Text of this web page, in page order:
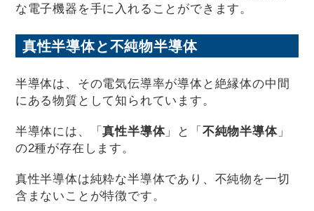
な電子機器を手に入れることができます。
真性半導体と不純物半導体
半導体は、その電気伝導率が導体と絶縁体の中間
にある物質として知られています。
半導体には、「真性半導体」と「 不純物半導体」
の2種が存在します。
真性半導体は純粋な半導体であり、不純物を一切
含まないことが特徴です。